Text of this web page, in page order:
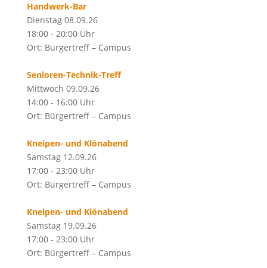
Handwerk-Bar
Dienstag 08.09.26
18:00 - 20:00 Uhr
Ort: Bürgertreff – Campus
Senioren-Technik-Treff
Mittwoch 09.09.26
14:00 - 16:00 Uhr
Ort: Bürgertreff – Campus
Kneipen- und Klönabend
Samstag 12.09.26
17:00 - 23:00 Uhr
Ort: Bürgertreff – Campus
Kneipen- und Klönabend
Samstag 19.09.26
17:00 - 23:00 Uhr
Ort: Bürgertreff – Campus